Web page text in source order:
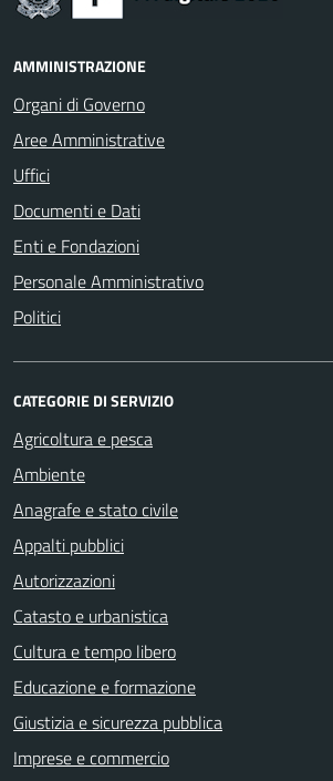
AMMINISTRAZIONE
Organi di Governo
Aree Amministrative
Uffici
Documenti e Dati
Enti e Fondazioni
Personale Amministrativo
Politici
CATEGORIE DI SERVIZIO
Agricoltura e pesca
Ambiente
Anagrafe e stato civile
Appalti pubblici
Autorizzazioni
Catasto e urbanistica
Cultura e tempo libero
Educazione e formazione
Giustizia e sicurezza pubblica
Imprese e commercio